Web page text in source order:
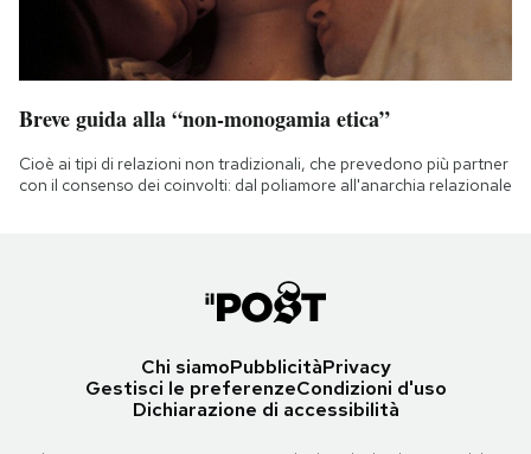
Breve guida alla “non-monogamia etica”
Cioè ai tipi di relazioni non tradizionali, che prevedono più partner
con il consenso dei coinvolti: dal poliamore all'anarchia relazionale
Chi siamoPubblicitàPrivacy
Gestisci le preferenzeCondizioni d'uso
Dichiarazione di accessibilità